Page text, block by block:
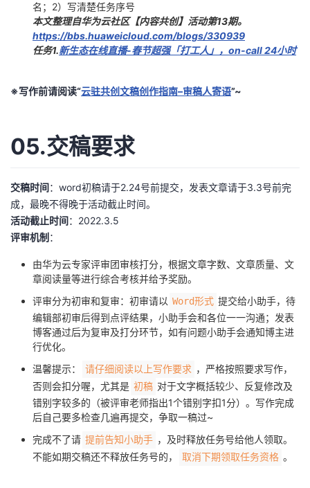
名；2）写清楚任务序号
本文整理自华为云社区【内容共创】活动第13期。
https://bbs.huaweicloud.com/blogs/330939
任务1.新生态在线直播-春节超强「打工人」，on-call 24小时
※写作前请阅读“云驻共创文稿创作指南–审稿人寄语”~
05.交稿要求
交稿时间：word初稿请于2.24号前提交，发表文章请于3.3号前完
成，最晚不得晚于活动截止时间。
活动截止时间：2022.3.5
评审机制 ：
由华为云专家评审团审核打分，根据文章字数、文章质量、文
章阅读量等进行综合考核并给予奖励。
评审分为初审和复审：初审请以 Word形式 提交给小助手，待
编辑部初审后得到点评结果，小助手会和各位一一沟通；发表
博客通过后为复审及打分环节，如有问题小助手会通知博主进
行优化。
温馨提示：
请仔细阅读以上写作要求 ，严格按照要求写作，
否则会扣分喔，尤其是 初稿 对于文字概括较少、反复修改及
错别字较多的（被评审老师指出1个错别字扣1分）。写作完成
后自己要多检查几遍再提交，争取一稿过~
完成不了请 提前告知小助手 ，及时释放任务号给他人领取。
不能如期交稿还不释放任务号的，
取消下期领取任务资格 。